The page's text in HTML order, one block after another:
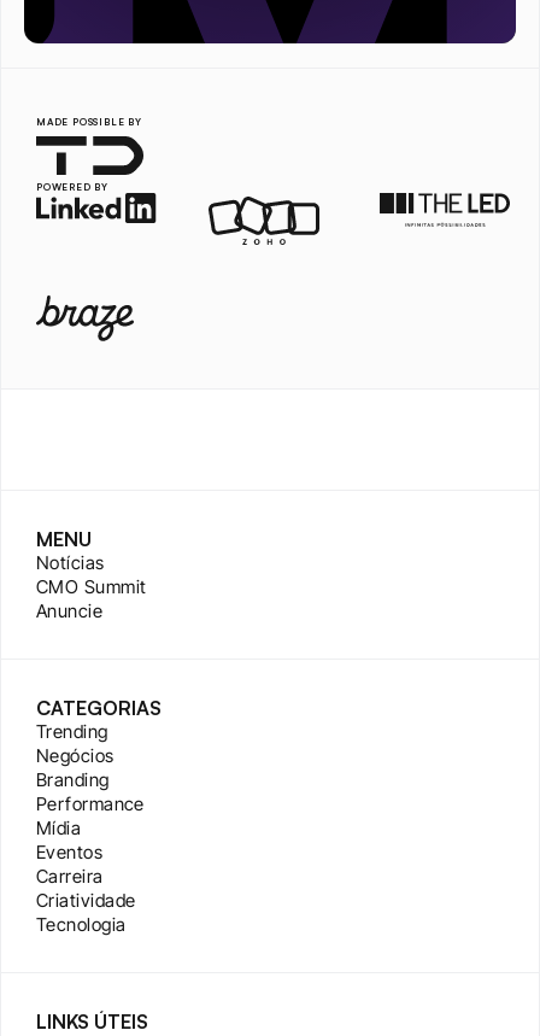
MADE POSSIBLE BY
POWERED BY
MENU
Notícias
CMO Summit
Anuncie
CATEGORIAS
Trending
Negócios
Branding
Performance
Mídia
Eventos
Carreira
Criatividade
Tecnologia
LINKS ÚTEIS